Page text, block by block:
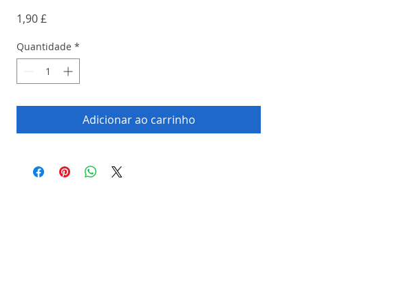
1,90 £
Quantidade *
Adicionar ao carrinho